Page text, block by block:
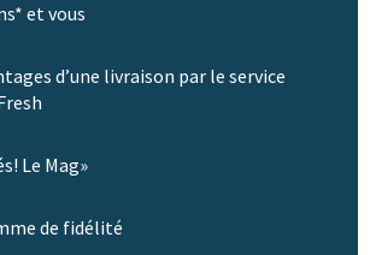
et vous
d’une livraison par le service
Le Mag»
de fidélité